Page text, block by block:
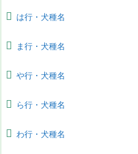
は行・犬種名
ま行・犬種名
や行・犬種名
ら行・犬種名
わ行・犬種名